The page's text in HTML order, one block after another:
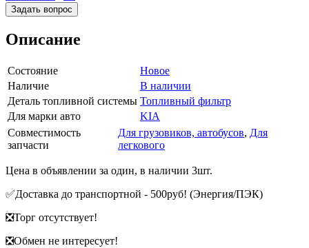
Задать вопрос
Описание
Состояние
Новое
Наличие
В наличии
Деталь топливной системы Топливный фильтр
Для марки авто
KIA
Совместимость
запчасти
Для грузовиков, автобусов, Для
легкового
Цена в объявлении за один, в наличии 3шт.
✅Доставка до транспортной - 500руб! (Энергия/ПЭК)
❎Торг отсутствует!
❎Обмен не интересует!